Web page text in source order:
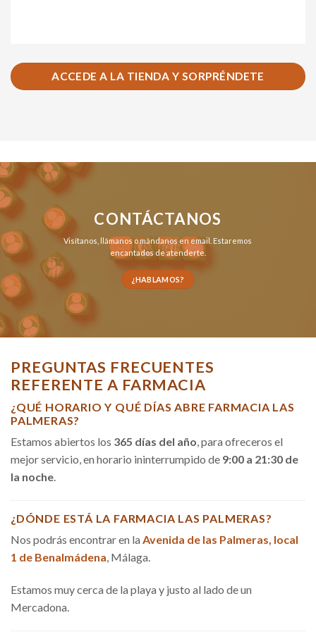
ACCEDE A LA TIENDA Y SORPRÉNDETE
CONTÁCTANOS
Visítanos, llámanosomándanos en email . Estaremos
encantados de atenderte.
¿HABLAMOS?
PREGUNTAS FRECUENTES
REFERENTE A FARMACIA
¿QUÉ HORARIO Y QUÉ DÍAS ABRE FARMACIA LAS
PALMERAS?
Estamos abiertos los 365 días del año, para ofreceros el
mejor servicio, en horario ininterrumpido de 9:00 a 21:30 de
la noche.
¿DÓNDE ESTÁ LA FARMACIA LAS PALMERAS?
Nos podrás encontrar en la Avenida de las Palmeras, local
1 de Benalmádena, Málaga.
Estamos muy cerca de la playa y justo al lado de un
Mercadona.